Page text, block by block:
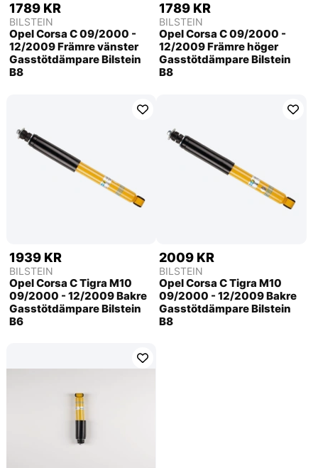
1789 KR
BILSTEIN
Opel Corsa C 09/2000 -
12/2009 Främre vänster
Gasstötdämpare Bilstein
B8
1789 KR
BILSTEIN
Opel Corsa C 09/2000 -
12/2009 Främre höger
Gasstötdämpare Bilstein
B8
1939 KR
BILSTEIN
Opel Corsa C Tigra M10
09/2000 - 12/2009 Bakre
Gasstötdämpare Bilstein
B6
2009 KR
BILSTEIN
Opel Corsa C Tigra M10
09/2000 - 12/2009 Bakre
Gasstötdämpare Bilstein
B8